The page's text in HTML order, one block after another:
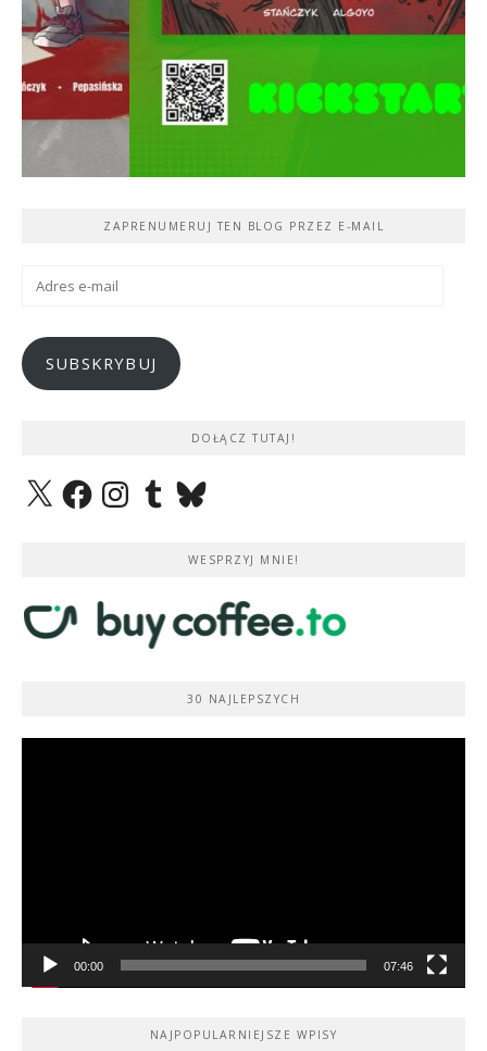
ZAPRENUMERUJ TEN BLOG PRZEZ E-MAIL
SUBSKRYBUJ
DOŁĄCZ TUTAJ!
X FacebookInstagramTumblrBluesky
WESPRZYJ MNIE!
30 NAJLEPSZYCH
00:00 07:46
NAJPOPULARNIEJSZE WPISY